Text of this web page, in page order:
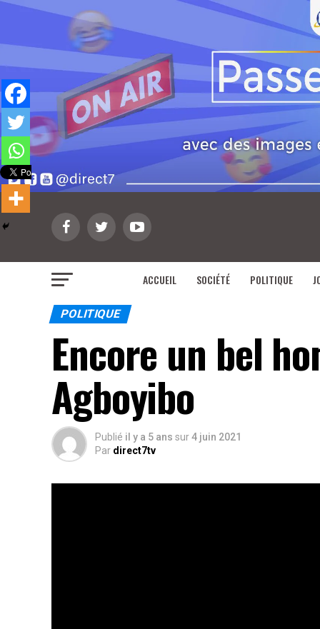
ACCUEIL SOCIÉTÉ POLITIQUE
POLITIQUE
Encore un bel
Agboyibo
Publié il y a 5 ans sur4 juin 2021
Par direct7tv